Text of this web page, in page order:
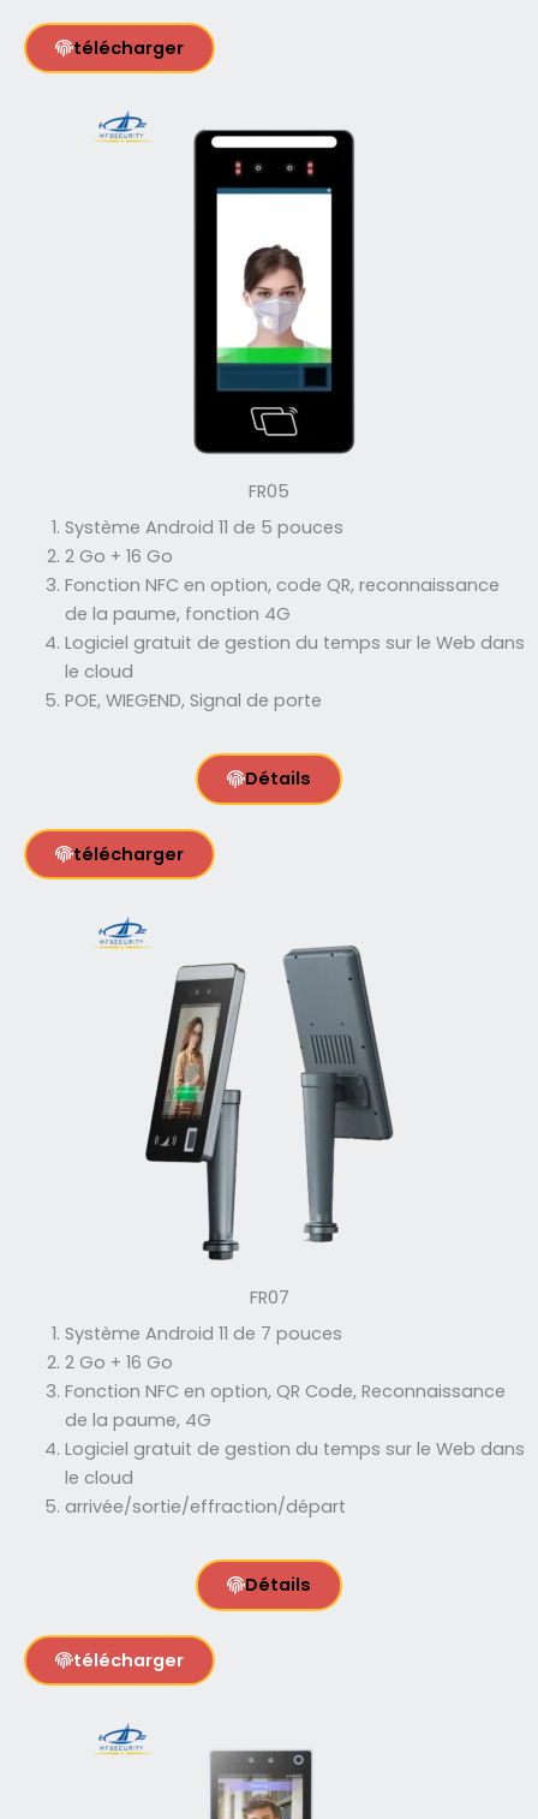
télécharger
FR05
Système Android 11 de 5 pouces
2 Go + 16 Go
Fonction NFC en option, code QR, reconnaissance
de la paume, fonction 4G
Logiciel gratuit de gestion du temps sur le Web dans
le cloud
POE, WIEGEND, Signal de porte
Détails
télécharger
FR07
Système Android 11 de 7 pouces
2 Go + 16 Go
Fonction NFC en option, QR Code, Reconnaissance
de la paume, 4G
Logiciel gratuit de gestion du temps sur le Web dans
le cloud
arrivée/sortie/effraction/départ
Détails
télécharger